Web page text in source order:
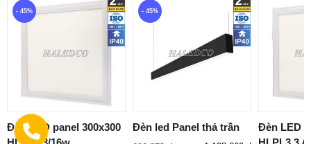
- 45%
Đèn LED panel 300x300
- 45%
Đèn led Panel thả trần
Đèn LED